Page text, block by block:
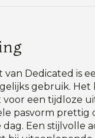
van Dedicated is
gebruik. Het
een tijdloze
pasvorm prettig
Een stijlvolle